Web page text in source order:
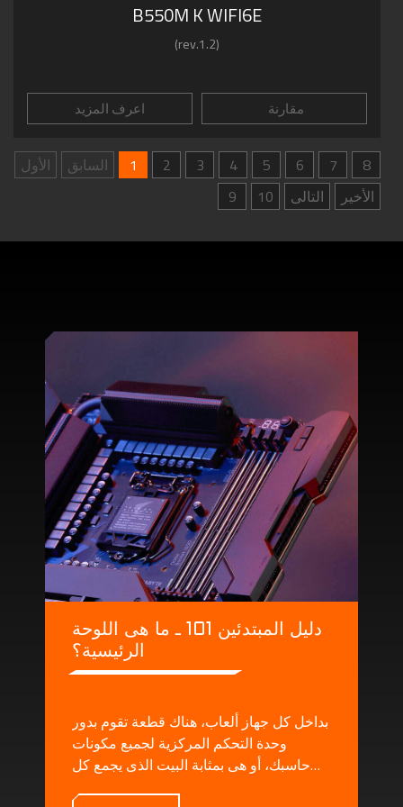
B550M K WIFI6E
(rev.1.2)
اعرف المزيد مقارنة
الأول السابق 1 2 3 4 5 6 7
8
9
10 التالى الأخير
دليل المبتدئين 101 ـ ما هى اللوحة
الرئيسية؟
بداخل كل جهاز ألعاب، هناك قطعة تقوم بدور
وحدة التحكم المركزية لجميع مكونات
حاسبك، أو هى بمثابة البيت الذى يجمع كل